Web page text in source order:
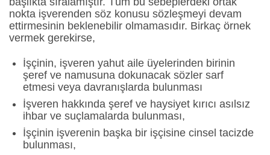
nokta işverenden söz konusu sözleşmeyi devam
ettirmesinin beklenebilir olmamasıdır. Birkaç örnek
vermek gerekirse,
İşçinin, işveren yahut aile üyelerinden birinin
şeref ve namusuna dokunacak sözler sarf
etmesi veya davranışlarda bulunması
İşveren hakkında şeref ve haysiyet kırıcı asılsız
ihbar ve suçlamalarda bulunması,
İşçinin işverenin başka bir işçisine cinsel tacizde
bulunması,